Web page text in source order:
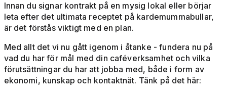
Innan du signar kontrakt på en mysig lokal eller börjar
leta efter det ultimata receptet på kardemummabullar,
är det förstås viktigt med en plan.
Med allt det vi nu gått igenom i åtanke - fundera nu på
vad du har för mål med din caféverksamhet och vilka
förutsättningar du har att jobba med, både i form av
ekonomi, kunskap och kontaktnät. Tänk på det här: